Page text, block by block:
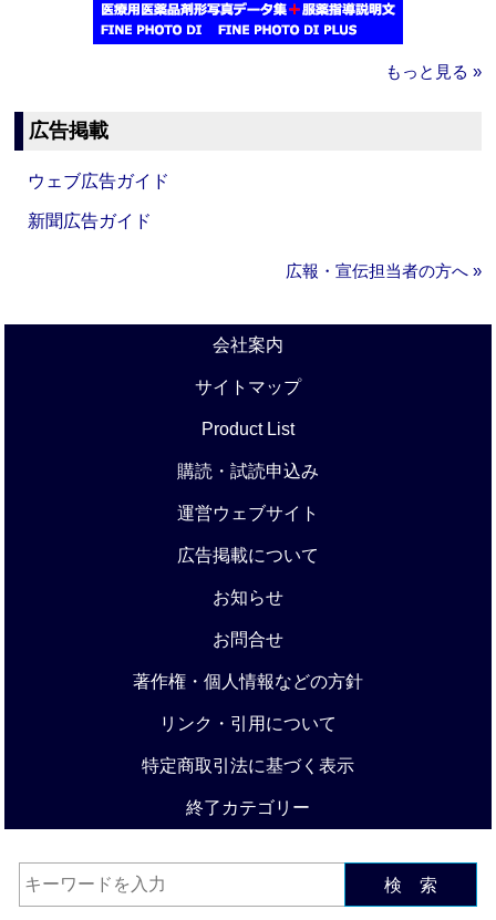
もっと見る »
広告掲載
ウェブ広告ガイド
新聞広告ガイド
広報・宣伝担当者の方へ »
会社案内
サイトマップ
Product List
購読・試読申込み
運営ウェブサイト
広告掲載について
お知らせ
お問合せ
著作権・個人情報などの方針
リンク・引用について
特定商取引法に基づく表示
終了カテゴリー
検 索